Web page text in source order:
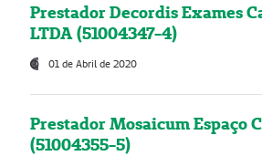
Prestador Decordis Exames
LTDA (51004347-4)
01 de Abril de 2020
Prestador Mosaicum Espaço
(51004355-5)